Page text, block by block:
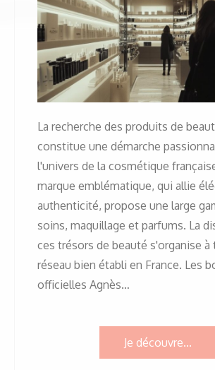
La recherche des produits de
constitue une démarche
l'univers de la cosmétique
marque emblématique, qui allie
authenticité, propose une large
soins, maquillage et parfums. La
ces trésors de beauté s'organise à
réseau bien établi en France. Les
officielles Agnès…
Je découvre...